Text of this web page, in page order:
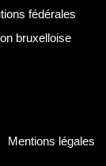
fédérales
bruxelloise
Mentions légales